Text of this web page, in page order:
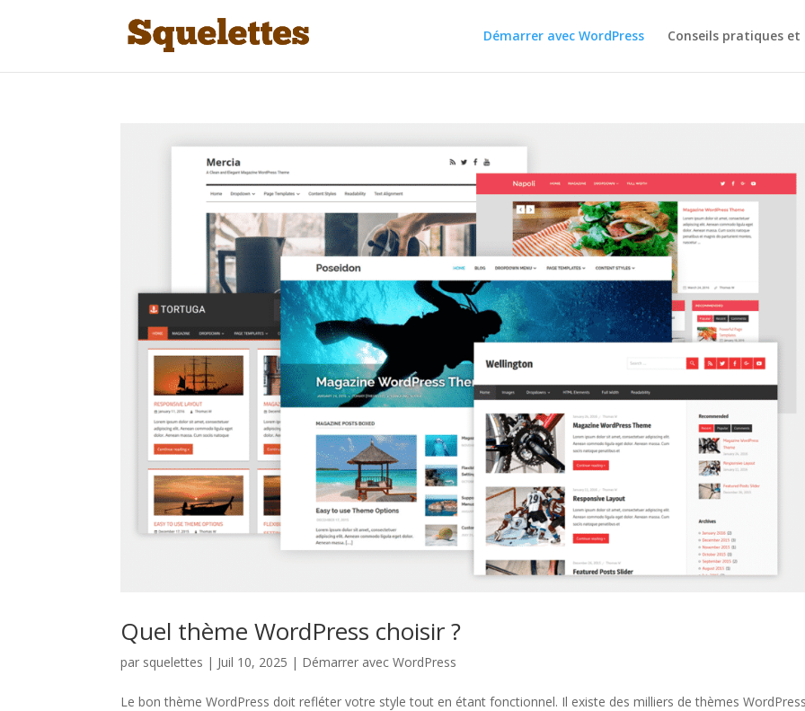
Démarrer avec WordPress Conseils pratiques
Quel thème WordPress choisir ?
par squelettes | Juil 10, 2025 | Démarrer avec WordPress
Le bon thème WordPress doit refléter votre style tout en étant fonctionnel. Il existe des milliers de thèmes